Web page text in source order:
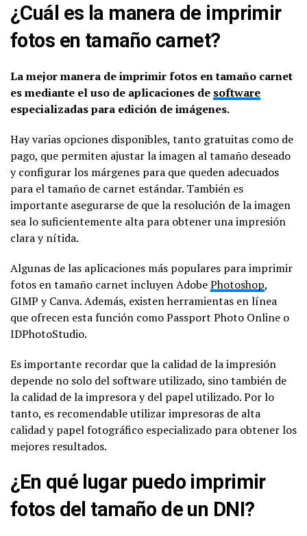
¿Cuál es la manera de imprimir
fotos en tamaño carnet?
La mejor manera de imprimir fotos en tamaño carnet
es mediante el uso de aplicaciones de software
especializadas para edición de imágenes.
Hay varias opciones disponibles, tanto gratuitas como de
pago, que permiten ajustar la imagen al tamaño deseado
y configurar los márgenes para que queden adecuados
para el tamaño de carnet estándar. También es
importante asegurarse de que la resolución de la imagen
sea lo suficientemente alta para obtener una impresión
clara y nítida.
Algunas de las aplicaciones más populares para imprimir
fotos en tamaño carnet incluyen AdobePhotoshop,
GIMP y Canva. Además, existen herramientas en línea
que ofrecen esta función como Passport Photo Online o
IDPhotoStudio.
Es importante recordar que la calidad de la impresión
depende no solo del software utilizado, sino también de
la calidad de la impresora y del papel utilizado. Por lo
tanto, es recomendable utilizar impresoras de alta
calidad y papel fotográfico especializado para obtener los
mejores resultados.
¿En qué lugar puedo imprimir
fotos del tamaño de un DNI?